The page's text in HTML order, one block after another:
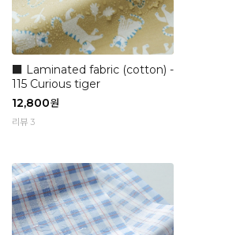
■ Laminated fabric (cotton) -
115 Curious tiger
12,800원
리뷰 3